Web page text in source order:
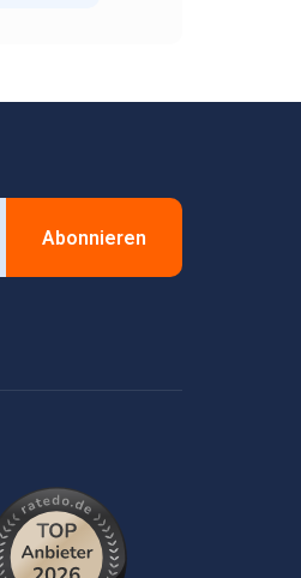
Abonnieren